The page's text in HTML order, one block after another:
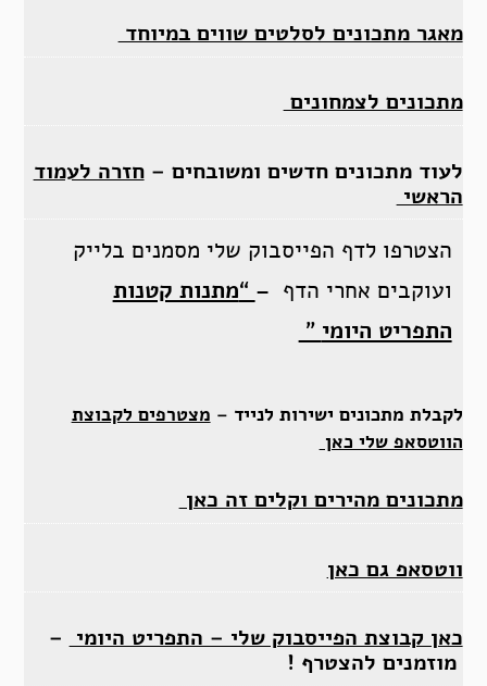
מאגר מתכונים לסלטים שווים במיוחד
מתכונים לצמחונים
לעוד מתכונים חדשים ומשובחים –חזרה לעמוד
הראשי
הצטרפו לדף הפייסבוק שלי מסמנים בלייק
ועוקבים אחרי הדף – “מתנות קטנות
התפריט היומי ”
לקבלת מתכונים ישירות לנייד – מצטרפים לקבוצת
הווטסאפ שלי כאן
מתכונים מהירים וקלים זה כאן
ווטסאפ גם כאן
כאן קבוצת הפייסבוק שלי – התפריט היומי –
מוזמנים להצטרף !